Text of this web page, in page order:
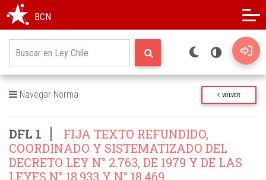
BCN
Navegar Norma VOLVER
DFL 1
FIJA TEXTO REFUNDIDO,
COORDINADO Y SISTEMATIZADO DEL
DECRETO LEY N° 2.763, DE 1979 Y DE LAS
LEYES N° 18.933 Y N° 18.469.